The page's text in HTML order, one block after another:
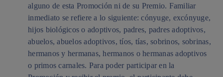
alguno de esta Promoción ni de su Premio. Familiar
inmediato se refiere a lo siguiente: cónyuge, excónyuge,
hijos biológicos o adoptivos, padres, padres adoptivos,
abuelos, abuelos adoptivos, tíos, tías, sobrinos, sobrinas,
hermanos y hermanas, hermanos o hermanas adoptivos
o primos carnales. Para poder participar en la